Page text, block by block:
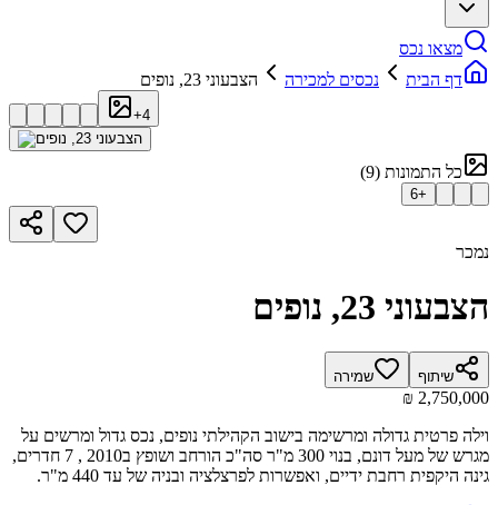
מצאו נכס
דף הבית
נכסים למכירה הצבעוני 23, נופים
+4
כל התמונות (
9
)
+
6
נמכר
הצבעוני 23, נופים
שיתוף שמירה
וילה פרטית גדולה ומרשימה בישוב הקהילתי נופים, נכס גדול ומרשים על
מגרש של מעל דונם, בנוי 300 מ"ר סה"כ הורחב ושופץ ב2010 , 7 חדרים,
גינה היקפית רחבת ידיים, ואפשרות לפרצלציה ובניה של עד 440 מ"ר.